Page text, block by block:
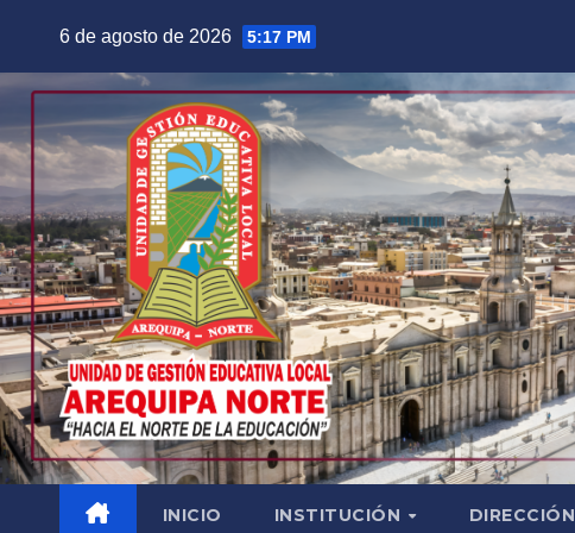
contenido
6 de agosto de 2026 5:17 PM
INICIO INSTITUCIÓN DIRECCIÓN